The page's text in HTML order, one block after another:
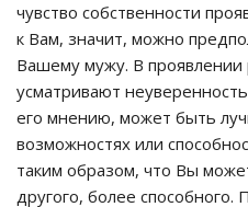
чувство собственности
к Вам, значит, можно
Вашему мужу. В
усматривают
его мнению, может быть
возможностях или
таким образом, что Вы
другого, более